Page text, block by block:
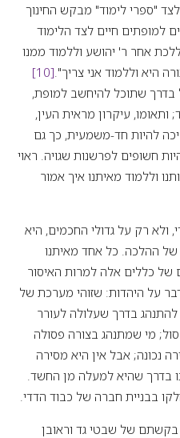
"ספרי לימוד" מבקש החינוך
למופתים חיים לצד הלימוד
אחר ר' יהושע וללמוד ממנו
היא וללמוד אני צריך". [10]
בדרך שתוכל להיחשב למופת,
עיקרון מראית העין,
להיות חד-משמעית, כך גם
חשופים לפרשנות שגויה. ראוי
וללמוד מאיתנו איך אמור
ולא רק על גדולי החכמים, היא
של ההלכה. כל אחד מאיתנו
כללים אלה למרות האיסור
על היהדות: שזוהי מערכת של
להתנהג בדרך שעלולה לעורר
מי שמתנהג בצורה פסולה
נכונה; אבל אין היא מסירה
בדרך שהיא למעלה מן החשד.
בבניית חברה של כבוד הדדי.
בקשתם של שבטי גד וראובן